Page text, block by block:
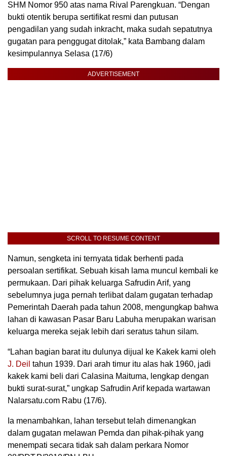
SHM Nomor 950 atas nama Rival Parengkuan. “Dengan
bukti otentik berupa sertifikat resmi dan putusan
pengadilan yang sudah inkracht, maka sudah sepatutnya
gugatan para penggugat ditolak,” kata Bambang dalam
kesimpulannya Selasa (17/6)
ADVERTISEMENT
SCROLL TO RESUME CONTENT
Namun, sengketa ini ternyata tidak berhenti pada
persoalan sertifikat. Sebuah kisah lama muncul kembali ke
permukaan. Dari pihak keluarga Safrudin Arif, yang
sebelumnya juga pernah terlibat dalam gugatan terhadap
Pemerintah Daerah pada tahun 2008, mengungkap bahwa
lahan di kawasan Pasar Baru Labuha merupakan warisan
keluarga mereka sejak lebih dari seratus tahun silam.
“Lahan bagian barat itu dulunya dijual ke Kakek kami oleh
J. Deil tahun 1939. Dari arah timur itu alas hak 1960, jadi
kakek kami beli dari Calasina Maituma, lengkap dengan
bukti surat-surat,” ungkap Safrudin Arif kepada wartawan
Nalarsatu.com Rabu (17/6).
Ia menambahkan, lahan tersebut telah dimenangkan
dalam gugatan melawan Pemda dan pihak-pihak yang
menempati secara tidak sah dalam perkara Nomor